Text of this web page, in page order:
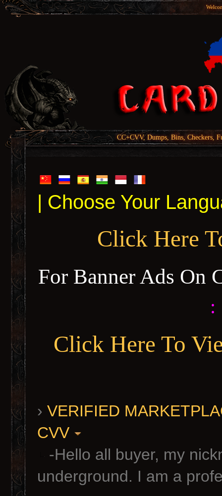
CC+CVV, Dumps, Bins, Checkers,
| Choose Your
Click Here
For Banner Ads On
:
Click Here To
› VERIFIED
CVV
-Hello all buyer, my
underground. I am a